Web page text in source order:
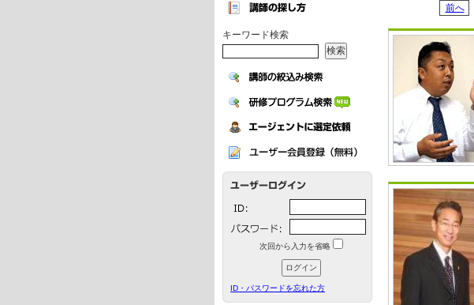
キーワード検索
次回から入力を省略
ID・パスワードを忘れた方
前へ